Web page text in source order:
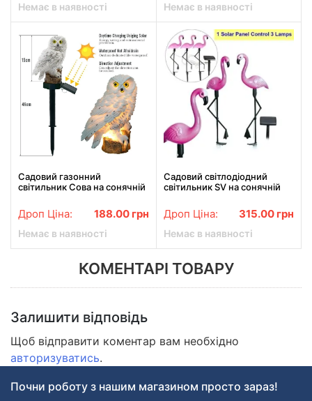
Немає в наявності Немає в наявності
Садовий газонний
світильник Сова на сонячній
45 см
Дроп Ціна: 188.00 грн
Немає в наявності
Садовий світлодіодний
світильник SV на сонячній
шт Фіолетовий
Дроп Ціна: 315.00 грн
Немає в наявності
КОМЕНТАРІ ТОВАРУ
Залишити відповідь
Щоб відправити коментар вам необхідно
авторизуватись.
Почни роботу з нашим магазином просто зараз!